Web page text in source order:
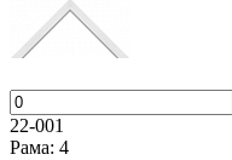
22-001
Рама: 4